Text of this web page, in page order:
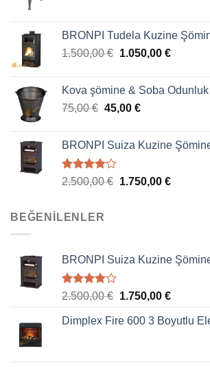
BRONPI Tudela Kuzine
1.500,00€ 1.050,00 €
Kova şömine & Soba Odunluk
75,00€ 45,00 €
BRONPI Suiza Kuzine
5
aldı
2.500,00€ 1.750,00 €
BEĞENILENLER
BRONPI Suiza Kuzine
5
üzerinden
4.00oy
aldı
2.500,00€ 1.750,00 €
Dimplex Fire 600 3 Boyutlu